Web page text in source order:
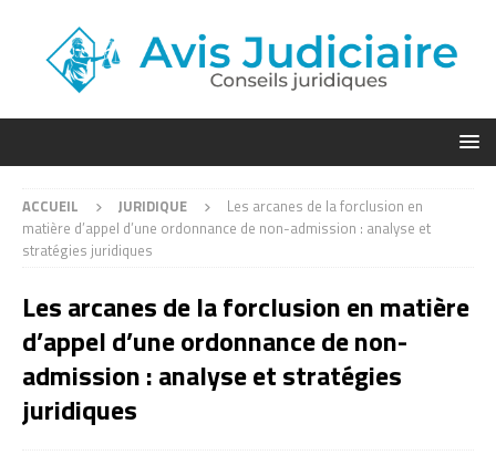
ACCUEIL JURIDIQUE
Les arcanes de la forclusion en
matière d’appel d’une ordonnance de non-admission : analyse et
stratégies juridiques
Les arcanes de la forclusion en matière
d’appel d’une ordonnance de non-
admission : analyse et stratégies
juridiques